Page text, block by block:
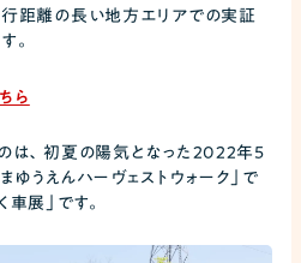
距離の長い地方エリアでの実証
。
ら
は、初夏の陽気となった2022年5
ゆうえんハーヴェストウォーク」で
車展」です。